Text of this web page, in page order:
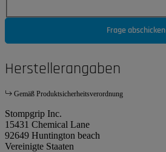
Frage abschicken
Herstellerangaben
Gemäß Produktsicherheitsverordnung
Stompgrip Inc.
15431 Chemical Lane
92649 Huntington beach
Vereinigte Staaten